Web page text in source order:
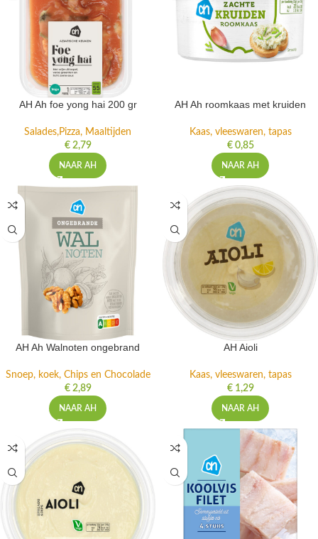
AH Ah foe yong hai 200 gr
Salades,Pizza, Maaltijden
€2,79
NAAR AH
AH Ah roomkaas met kruiden
Kaas, vleeswaren, tapas
€0,85
NAAR AH
AH Ah Walnoten ongebrand
Snoep, koek, Chips en Chocolade
€2,89
NAAR AH
AH Aioli
Kaas, vleeswaren, tapas
€1,29
NAAR AH